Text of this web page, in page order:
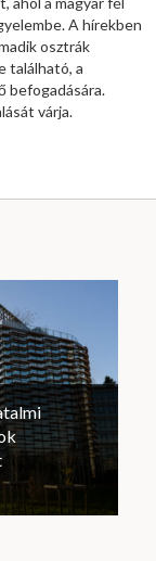
A hírekben
osztrák
található, a
befogadására.
várja.